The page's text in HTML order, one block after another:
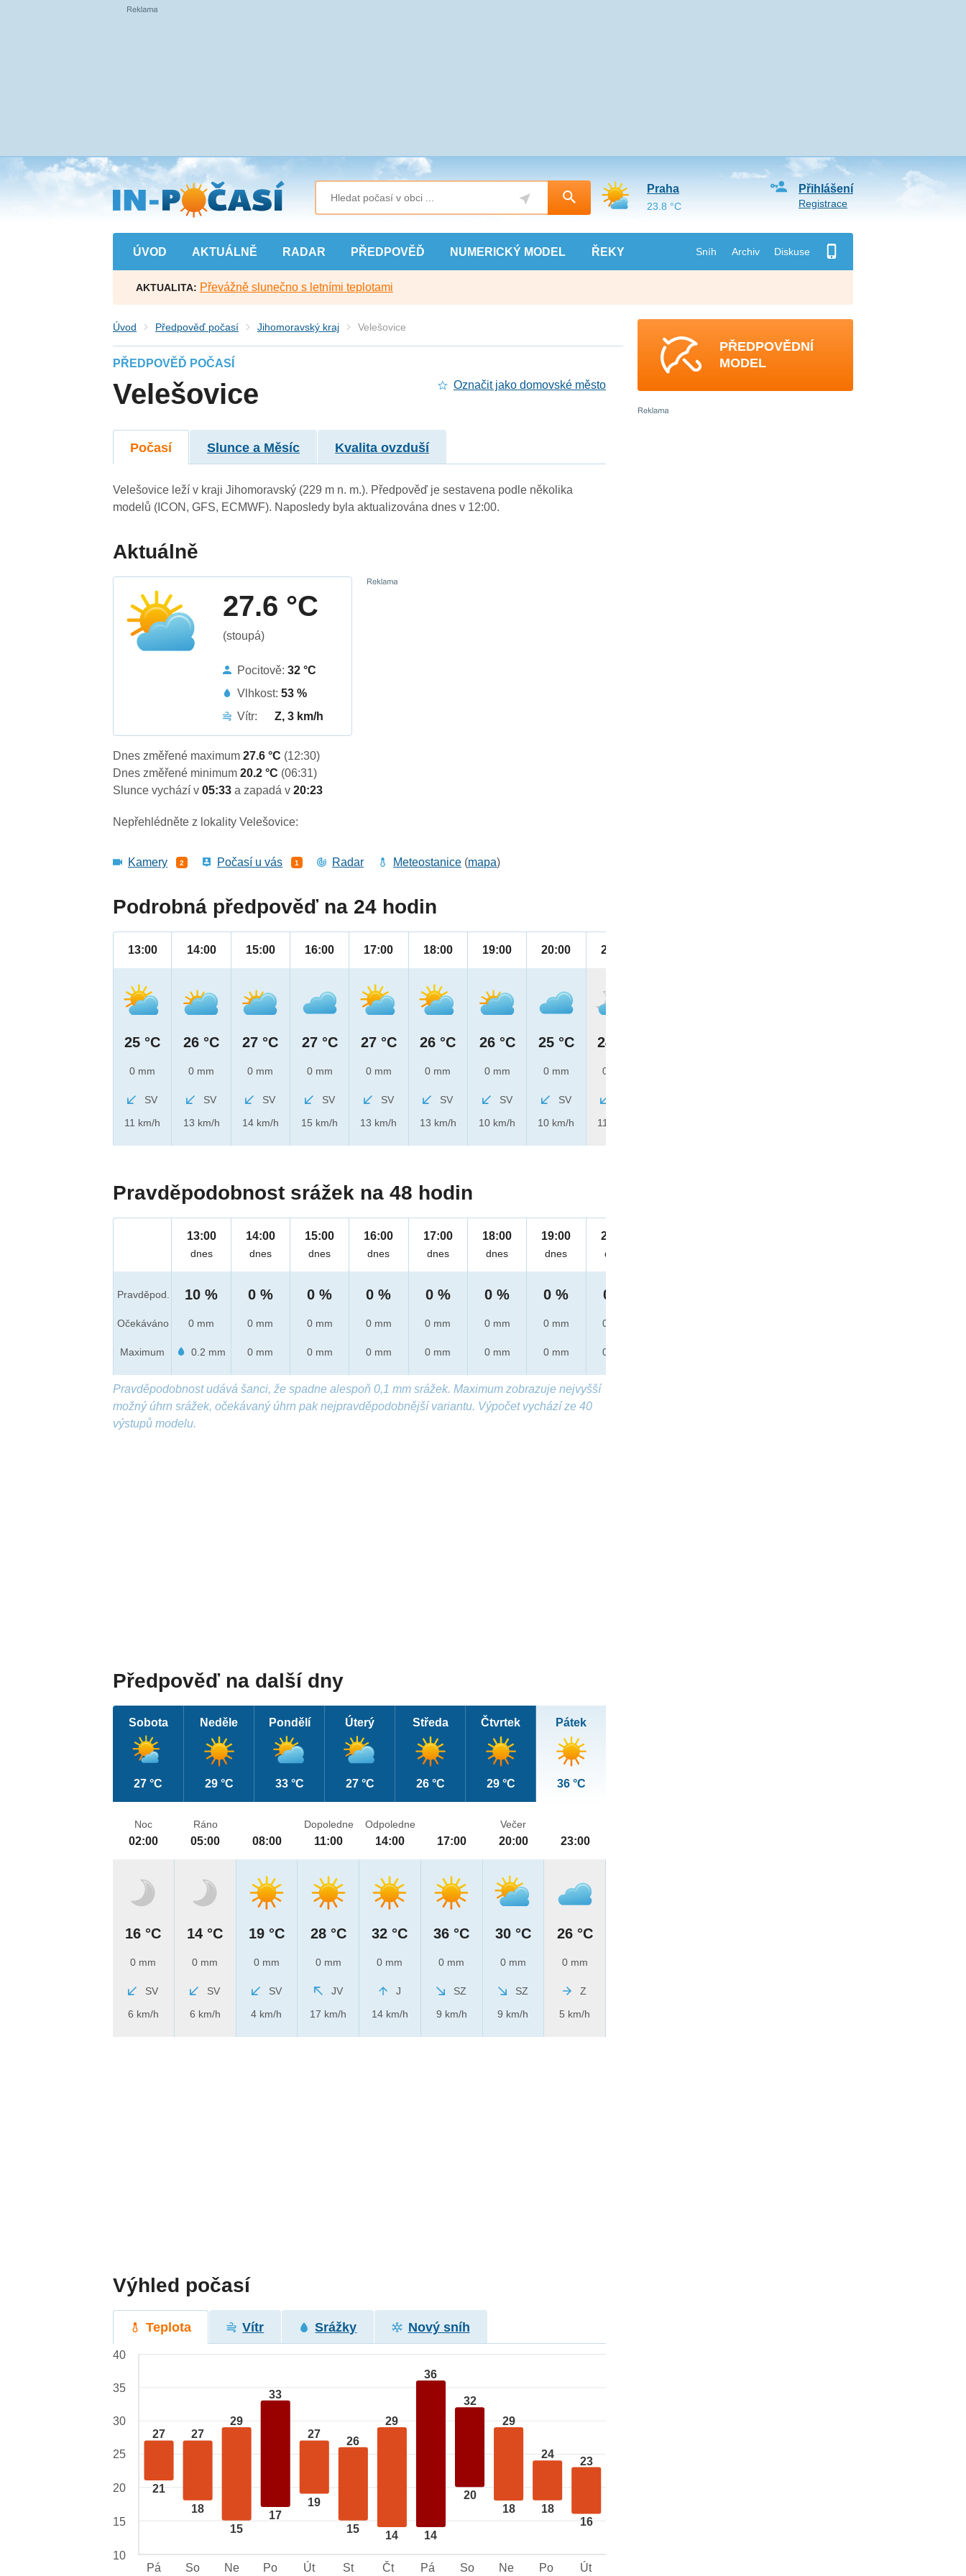
Přejít
na
hlavní
obsah
ÚVOD AKTUÁLNĚ RADAR PŘEDPOVĚĎ NUMERICKÝ MODEL ŘEKY Sníh Archiv Diskuse
Přihlášení
Registrace
Praha
23.8 °C
AKTUALITA: Převážně slunečno s letními teplotami
Úvod Předpověď počasí Jihomoravský kraj Velešovice
PŘEDPOVĚĎ POČASÍ
Velešovice Označit jako domovské město
Počasí Slunce a Měsíc Kvalita ovzduší
Velešovice leží v kraji Jihomoravský (229 m n. m.). Předpověď je sestavena podle několika
modelů (ICON, GFS, ECMWF). Naposledy byla aktualizována dnes v 12:00.
Aktuálně
27.6 °C
(stoupá)
Pocitově:32 °C
Vlhkost:53 %
Vítr:
Z, 3 km/h
Dnes změřené maximum27.6 °C (12:30)
Dnes změřené minimum20.2 °C (06:31)
Slunce vychází v05:33a zapadá v20:23
Nepřehlédněte z lokality Velešovice:
Kamery 2 Počasí u vás 1 Radar Meteostanice (mapa)
Podrobná předpověď na 24 hodin
13:00
25 °C
0 mm
SV
11 km/h
14:00
26 °C
0 mm
SV
13 km/h
15:00
27 °C
0 mm
SV
14 km/h
16:00
27 °C
0 mm
SV
15 km/h
17:00
27 °C
0 mm
SV
13 km/h
18:00
26 °C
0 mm
SV
13 km/h
19:00
26 °C
0 mm
SV
10 km/h
20:00
25 °C
0 mm
SV
10 km/h
21:00
24 °C
0 mm
11 km/h
Pravděpodobnost srážek na 48 hodin
Pravděpod.
Očekáváno
Maximum
13:00
dnes
10 %
0 mm
0.2 mm
14:00
dnes
0 %
0 mm
0 mm
15:00
dnes
0 %
0 mm
0 mm
16:00
dnes
0 %
0 mm
0 mm
17:00
dnes
0 %
0 mm
0 mm
18:00
dnes
0 %
0 mm
0 mm
19:00
dnes
0 %
0 mm
0 mm
20:00
dnes
0 %
0 mm
0 mm
Pravděpodobnost udává šanci, že spadne alespoň 0,1 mm srážek. Maximum zobrazuje nejvyšší
možný úhrn srážek, očekávaný úhrn pak nejpravděpodobnější variantu. Výpočet vychází ze 40
výstupů modelu.
Předpověď na další dny
Sobota
27 °C
Neděle
29 °C
Pondělí
33 °C
Úterý
27 °C
Středa
26 °C
Čtvrtek
29 °C
Pátek
36 °C
Noc
02:00
16 °C
0 mm
SV
6 km/h
Ráno
05:00
14 °C
0 mm
SV
6 km/h
08:00
19 °C
0 mm
SV
4 km/h
Dopoledne
11:00
28 °C
0 mm
JV
17 km/h
Odpoledne
14:00
32 °C
0 mm
J
14 km/h
17:00
36 °C
0 mm
SZ
9 km/h
Večer
20:00
30 °C
0 mm
SZ
9 km/h
23:00
26 °C
0 mm
Z
5 km/h
Výhled počasí
Teplota Vítr Srážky Nový sníh
27
21
27
18
29
15
33
17
27
19
26
15
29
14
36
14
32
20
29
18
24
18
23
16
40
35
30
25
20
15
10
Pá
So Ne Po Út St Čt Pá So Ne Po Út
PŘEDPOVĚDNÍ
MODEL